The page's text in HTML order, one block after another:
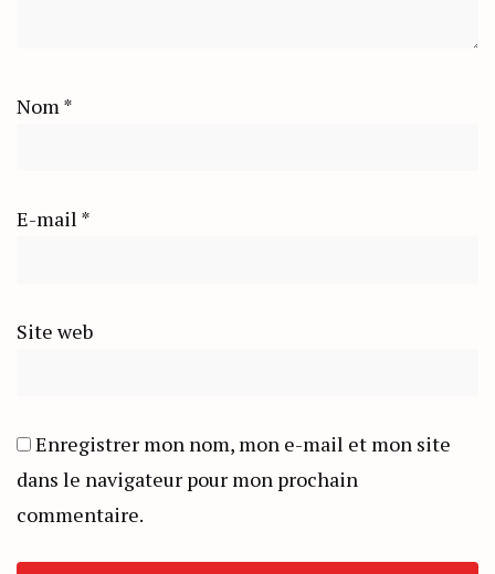
Nom*
E-mail *
Site web
Enregistrer mon nom, mon e-mail et mon site
dans le navigateur pour mon prochain
commentaire.